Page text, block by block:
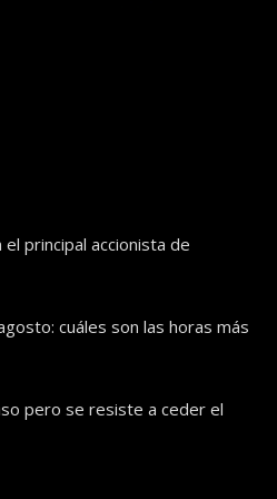
principal accionista de
cuáles son las horas más
pero se resiste a ceder el